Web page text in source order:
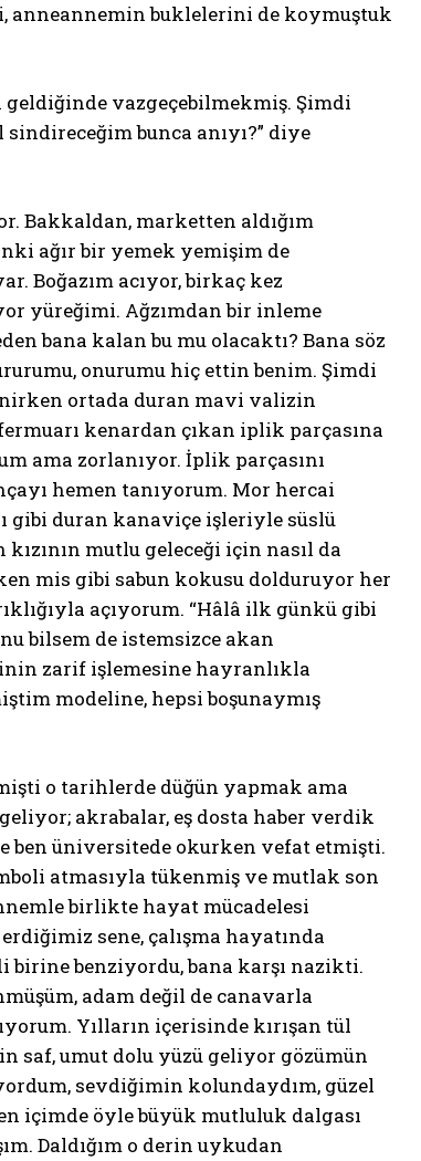
anneannemin buklelerini de koymuştuk
geldiğinde vazgeçebilmekmiş. Şimdi
sindireceğim bunca anıyı?” diye
Bakkaldan, marketten aldığım
ağır bir yemek yemişim de
Boğazım acıyor, birkaç kez
yüreğimi. Ağzımdan bir inleme
bana kalan bu mu olacaktı? Bana söz
onurumu hiç ettin benim. Şimdi
ortada duran mavi valizin
kenardan çıkan iplik parçasına
ama zorlanıyor. İplik parçasını
hemen tanıyorum. Mor hercai
gibi duran kanaviçe işleriyle süslü
mutlu geleceği için nasıl da
mis gibi sabun kokusu dolduruyor her
açıyorum. “Hâlâ ilk günkü gibi
bilsem de istemsizce akan
zarif işlemesine hayranlıkla
modeline, hepsi boşunaymış
o tarihlerde düğün yapmak ama
akrabalar, eş dosta haber verdik
ben üniversitede okurken vefat etmişti.
atmasıyla tükenmiş ve mutlak son
birlikte hayat mücadelesi
sene, çalışma hayatında
birine benziyordu, bana karşı nazikti.
adam değil de canavarla
Yılların içerisinde kırışan tül
saf, umut dolu yüzü geliyor gözümün
sevdiğimin kolundaydım, güzel
içimde öyle büyük mutluluk dalgası
Daldığım o derin uykudan